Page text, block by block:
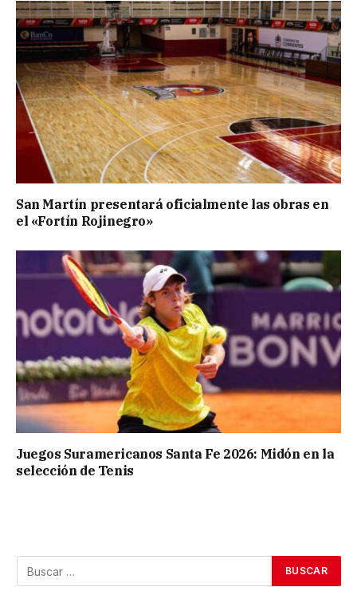
San Martín presentará oficialmente las obras en
el «Fortín Rojinegro»
Juegos Suramericanos Santa Fe 2026: Midón en la
selección de Tenis